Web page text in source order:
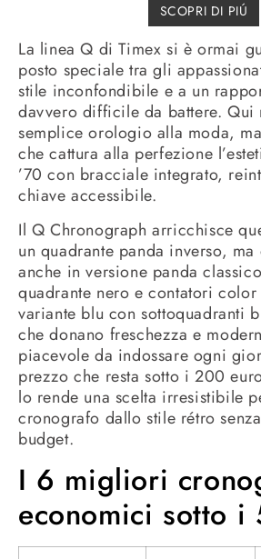
SCOPRI DI PIÚ
La linea Q di Timex si è ormai
posto speciale tra gli
stile inconfondibile e a un
davvero difficile da battere. Qui
semplice orologio alla moda,
che cattura alla perfezione
’70 con bracciale integrato,
chiave accessibile.
Il Q Chronograph arricchisce
un quadrante panda inverso,
anche in versione panda
quadrante nero e contatori
variante blu con sottoquadranti
che donano freschezza e
piacevole da indossare ogni
prezzo che resta sotto i 200
lo rende una scelta irresistibile
cronografo dallo stile rétro
budget.
I 6 migliori
economici sotto i